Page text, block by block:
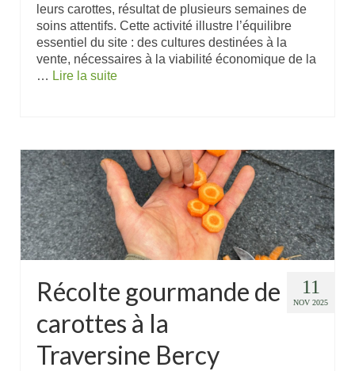
leurs carottes, résultat de plusieurs semaines de
soins attentifs. Cette activité illustre l’équilibre
essentiel du site : des cultures destinées à la
vente, nécessaires à la viabilité économique de la
… Lire la suite
11
NOV 2025
Récolte gourmande de
carottes à la
Traversine Bercy